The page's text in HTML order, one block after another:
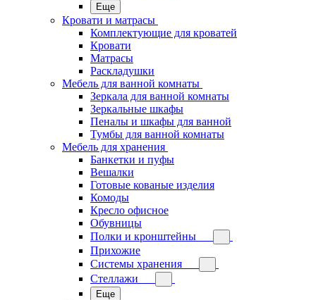
Еще
Кровати и матрасы
Комплектующие для кроватей
Кровати
Матрасы
Раскладушки
Мебель для ванной комнаты
Зеркала для ванной комнаты
Зеркальные шкафы
Пеналы и шкафы для ванной
Тумбы для ванной комнаты
Мебель для хранения
Банкетки и пуфы
Вешалки
Готовые кованые изделия
Комоды
Кресло офисное
Обувницы
Полки и кронштейны
Прихожие
Системы хранения
Стеллажи
Еще